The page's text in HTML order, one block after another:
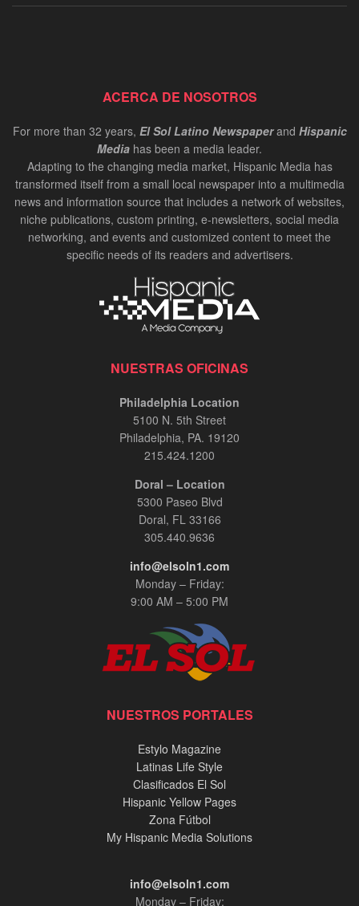
ACERCA DE NOSOTROS
For more than 32 years, El Sol Latino Newspaperand Hispanic
Media has been a media leader.
Adapting to the changing media market, Hispanic Media has
transformed itself from a small local newspaper into a multimedia
news and information source that includes a network of websites,
niche publications, custom printing, e-newsletters, social media
networking, and events and customized content to meet the
specific needs of its readers and advertisers.
NUESTRAS OFICINAS
Philadelphia Location
5100 N. 5th Street
Philadelphia, PA. 19120
215.424.1200
Doral – Location
5300 Paseo Blvd
Doral, FL 33166
305.440.9636
info@elsoln1.com
Monday – Friday:
9:00 AM – 5:00 PM
NUESTROS PORTALES
Estylo Magazine
Latinas Life Style
Clasificados El Sol
Hispanic Yellow Pages
Zona Fútbol
My Hispanic Media Solutions
info@elsoln1.com
Monday – Friday: